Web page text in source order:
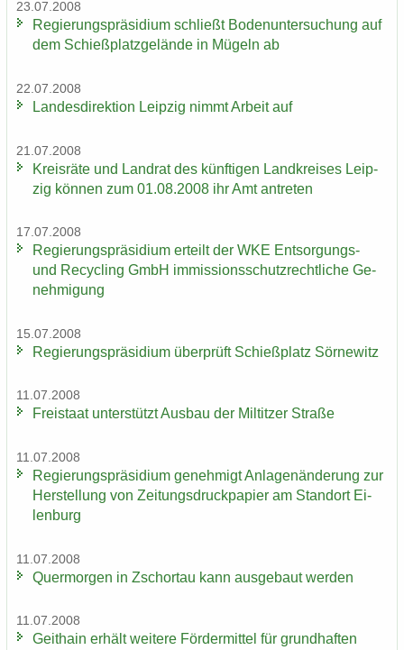
23.07.2008
Re­gie­rungs­prä­si­di­um schließt Bo­den­un­ter­su­chung auf
dem Schieß­platz­ge­län­de in Mü­geln ab
22.07.2008
Lan­des­di­rek­ti­on Leip­zig nimmt Ar­beit auf
21.07.2008
Kreis­rä­te und Land­rat des künf­ti­gen Land­krei­ses Leip­
zig kön­nen zum 01.08.2008 ihr Amt an­tre­ten
17.07.2008
Re­gie­rungs­prä­si­di­um er­teilt der WKE Entsorgungs-​
und Re­cy­cling GmbH im­mis­si­ons­schutz­recht­li­che Ge­
neh­mi­gung
15.07.2008
Re­gie­rungs­prä­si­di­um über­prüft Schieß­platz Sör­ne­witz
11.07.2008
Frei­staat un­ter­stützt Aus­bau der Mil­tit­zer Stra­ße
11.07.2008
Re­gie­rungs­prä­si­di­um ge­neh­migt An­la­gen­än­de­rung zur
Her­stel­lung von Zei­tungs­druck­pa­pier am Stand­ort Ei­
len­burg
11.07.2008
Quer­mor­gen in Zschor­tau kann aus­ge­baut wer­den
11.07.2008
Geit­hain er­hält wei­te­re För­der­mit­tel für grund­haf­ten